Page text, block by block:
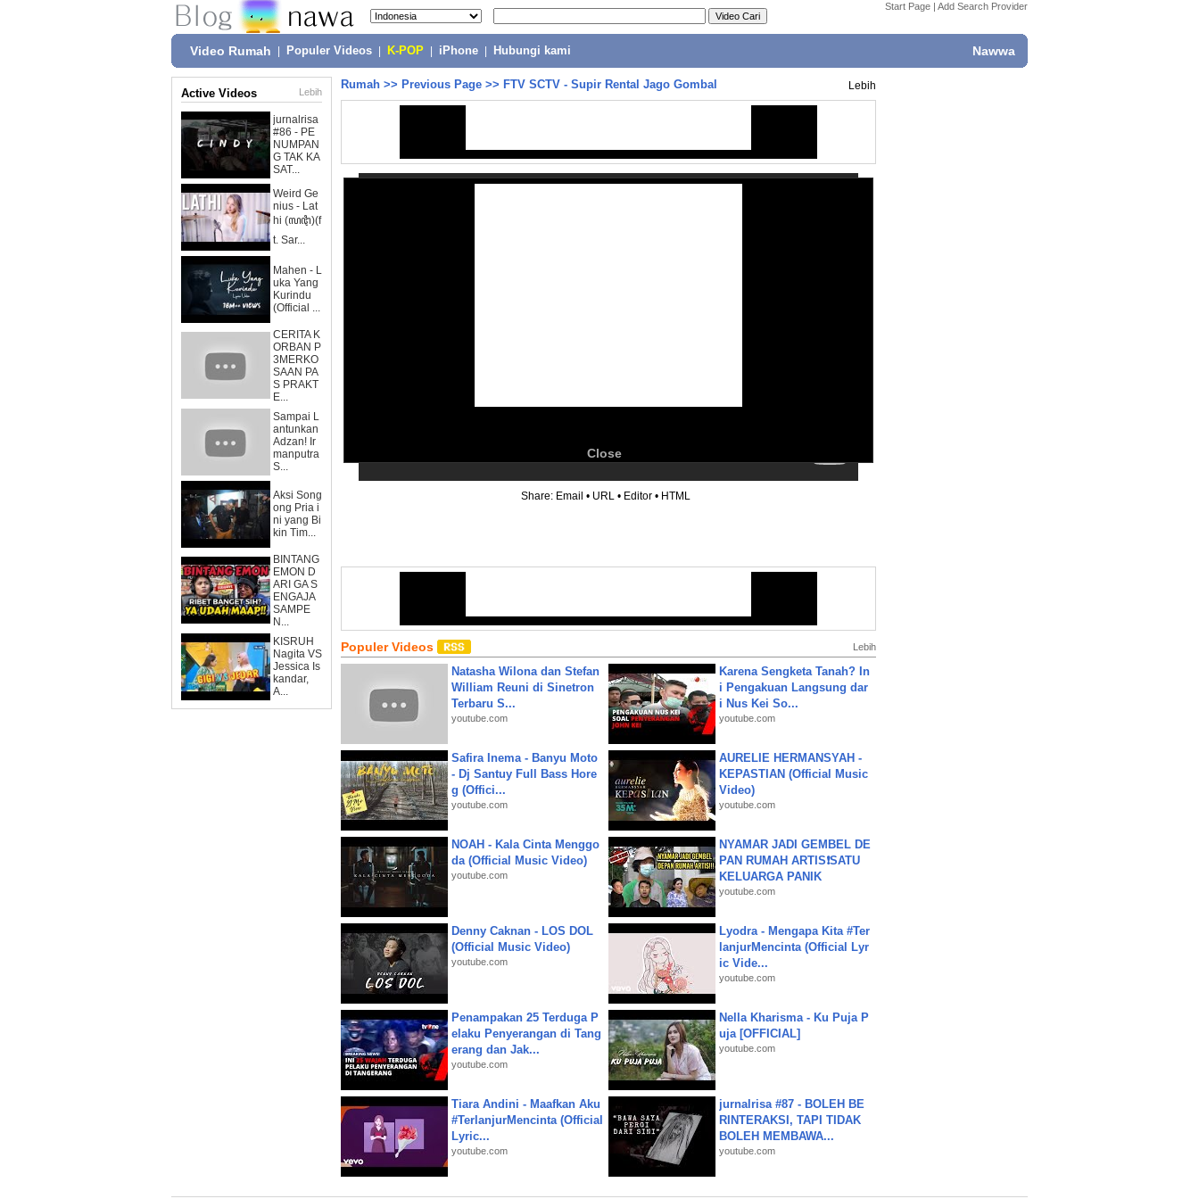
Start Page | Add Search Provider
Video Rumah Populer Videos K-POP iPhone Hubungi kami Nawwa
Active Videos Lebih
jurnalrisa
#86 - PE
NUMPAN
G TAK KA
SAT...
Weird Ge
nius - Lat
hi (ꦭꦛꦶ)(f
t. Sar...
Mahen - L
uka Yang
Kurindu
(Official ...
CERITA K
ORBAN P
3MERKO
SAAN PA
S PRAKT
E...
Sampai L
antunkan
Adzan! Ir
manputra
S...
Aksi Song
ong Pria i
ni yang Bi
kin Tim...
BINTANG
EMON D
ARI GA S
ENGAJA
SAMPE
N...
KISRUH
Nagita VS
Jessica Is
kandar,
A...
Rumah >> Previous Page >> FTV SCTV - Supir Rental Jago Gombal Lebih
Close
Share: Email • URL • Editor • HTML
Populer Videos Lebih
Natasha Wilona dan Stefan
William Reuni di Sinetron
Terbaru S...
youtube.com
Karena Sengketa Tanah? In
i Pengakuan Langsung dar
i Nus Kei So...
youtube.com
Safira Inema - Banyu Moto
- Dj Santuy Full Bass Hore
g (Offici...
youtube.com
AURELIE HERMANSYAH -
KEPASTIAN (Official Music
Video)
youtube.com
NOAH - Kala Cinta Menggo
da (Official Music Video)
youtube.com
NYAMAR JADI GEMBEL DE
PAN RUMAH ARTIS❗SATU
KELUARGA PANIK
youtube.com
Denny Caknan - LOS DOL
(Official Music Video)
youtube.com
Lyodra - Mengapa Kita #Ter
lanjurMencinta (Official Lyr
ic Vide...
youtube.com
Penampakan 25 Terduga P
elaku Penyerangan di Tang
erang dan Jak...
youtube.com
Nella Kharisma - Ku Puja P
uja [OFFICIAL]
youtube.com
Tiara Andini - Maafkan Aku
#TerlanjurMencinta (Official
Lyric...
youtube.com
jurnalrisa #87 - BOLEH BE
RINTERAKSI, TAPI TIDAK
BOLEH MEMBAWA...
youtube.com